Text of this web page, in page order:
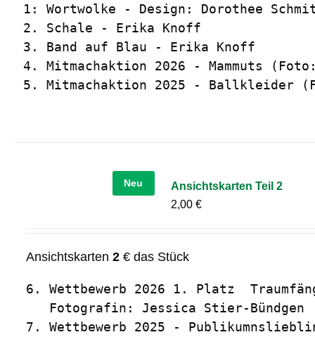
1: Wortwolke - Design: Dorothee
2. Schale - Erika Knoff
3. Band auf Blau - Erika Knoff
4. Mitmachaktion 2026 - Mammuts
5. Mitmachaktion 2025 - Ballkleider
Neu
Ansichtskarten Teil 2
2,00 €
Ansichtskarten 2€ das Stück
6. Wettbewerb 2026 1. Platz
   Fotografin: Jessica Stier-Bündgen
7. Wettbewerb 2025 -